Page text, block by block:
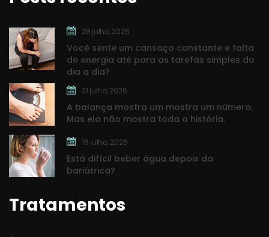
28 julho, 2026
Você sente um cansaço constante e falta
de energia até para as tarefas simples do
dia a dia?
21 julho, 2026
A balança mostra um mostra um número.
Mas ela não mostra toda a história.
16 julho, 2026
Está difícil beber água depois da
bariátrica?
Tratamento